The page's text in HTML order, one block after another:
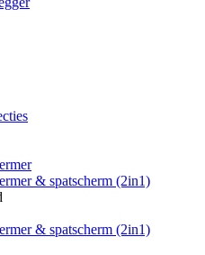
& spatscherm (2in1)
& spatscherm (2in1)